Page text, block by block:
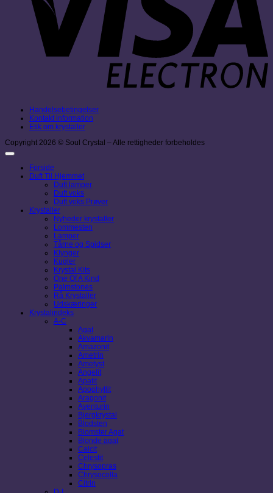
Handelsebetingelser
Kontakt information
Etik om krystaller
Copyright 2026 © Soul Crystal – Alle rettigheder forbeholdes
Forside
Duft Til Hjemmet
Duft lamper
Duft voks
Duft voks Prøver
Krystaller
Nyheder krystaller
Lommesten
Lamper
Tårne og Spidser
Klynger
Kugler
Krystal Kits
One Of A Kind
Palmstones
Rå Krystaller
Udskæringer
Krystalindeks
A-C
Agat
Akvamarin
Amazonit
Ametrin
Ametyst
Angelit
Apatit
Apophyllit
Aragonit
Aventurin
Bjergkrystal
Blodsten
Blomster Agat
Blonde agat
Calcit
Celestit
Chrysopras
Chrysocolla
Citrin